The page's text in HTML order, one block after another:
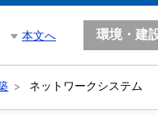
本文へ 環境・建
ネットワークシステム